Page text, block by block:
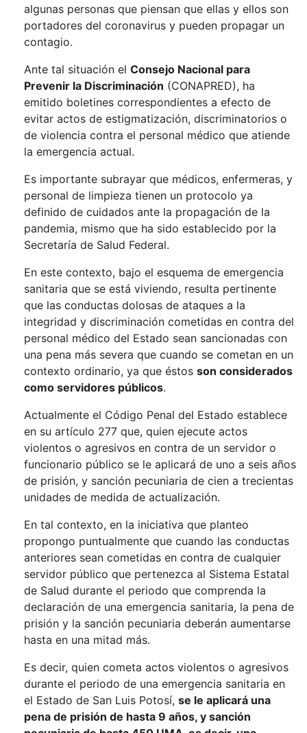
algunas personas que piensan que ellas y ellos son
portadores del coronavirus y pueden propagar un
contagio.
Ante tal situación el Consejo Nacional para
Prevenir la Discriminación (CONAPRED), ha
emitido boletines correspondientes a efecto de
evitar actos de estigmatización, discriminatorios o
de violencia contra el personal médico que atiende
la emergencia actual.
Es importante subrayar que médicos, enfermeras, y
personal de limpieza tienen un protocolo ya
definido de cuidados ante la propagación de la
pandemia, mismo que ha sido establecido por la
Secretaría de Salud Federal.
En este contexto, bajo el esquema de emergencia
sanitaria que se está viviendo, resulta pertinente
que las conductas dolosas de ataques a la
integridad y discriminación cometidas en contra del
personal médico del Estado sean sancionadas con
una pena más severa que cuando se cometan en un
contexto ordinario, ya que éstos son considerados
como servidores públicos.
Actualmente el Código Penal del Estado establece
en su artículo 277 que, quien ejecute actos
violentos o agresivos en contra de un servidor o
funcionario público se le aplicará de uno a seis años
de prisión, y sanción pecuniaria de cien a trecientas
unidades de medida de actualización.
En tal contexto, en la iniciativa que planteo
propongo puntualmente que cuando las conductas
anteriores sean cometidas en contra de cualquier
servidor público que pertenezca al Sistema Estatal
de Salud durante el periodo que comprenda la
declaración de una emergencia sanitaria, la pena de
prisión y la sanción pecuniaria deberán aumentarse
hasta en una mitad más.
Es decir, quien cometa actos violentos o agresivos
durante el periodo de una emergencia sanitaria en
el Estado de San Luis Potosí, se le aplicará una
pena de prisión de hasta 9 años, y sanción